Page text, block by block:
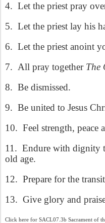
4. Let the priest pray
5. Let the priest lay his
6. Let the priest anoint
7. All pray together The
8. Be dismissed.
9. Be united to Jesus
10. Feel strength, peace
11. Endure with dignity
old age.
12. Prepare for the
13. Give glory and
Click here for SACL07.3b Sacrament of